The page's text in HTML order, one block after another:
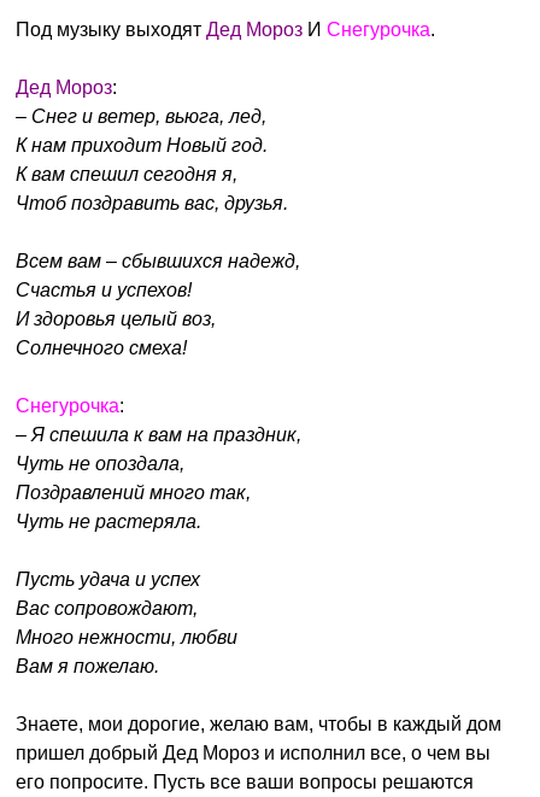
Под музыку выходятДед Мороз ИСнегурочка.
Дед Мороз:
– Снег и ветер, вьюга, лед,
К нам приходит Новый год.
К вам спешил сегодня я,
Чтоб поздравить вас, друзья.
Всем вам – сбывшихся надежд,
Счастья и успехов!
И здоровья целый воз,
Солнечного смеха!
Снегурочка:
– Я спешила к вам на праздник,
Чуть не опоздала,
Поздравлений много так,
Чуть не растеряла.
Пусть удача и успех
Вас сопровождают,
Много нежности, любви
Вам я пожелаю.
Знаете, мои дорогие, желаю вам, чтобы в каждый дом
пришел добрый Дед Мороз и исполнил все, о чем вы
его попросите. Пусть все ваши вопросы решаются